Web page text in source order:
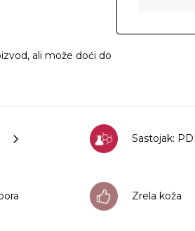
ali može doći do
Sastojak:
Zrela koža